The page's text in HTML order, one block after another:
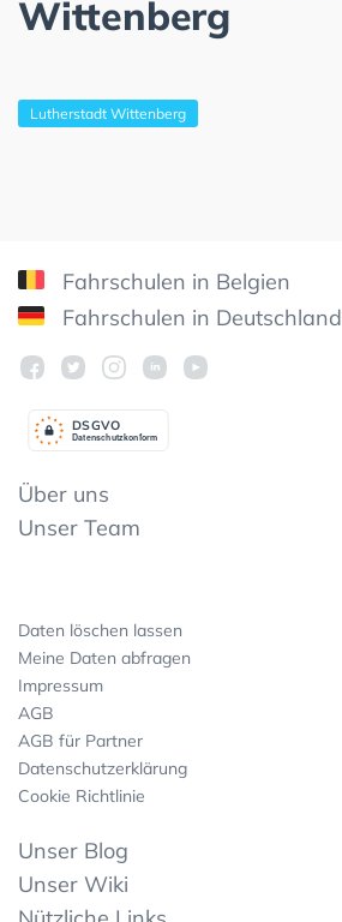
Wittenberg
Lutherstadt Wittenberg
Fahrschulen in Belgien
Fahrschulen in Deutschland
Datenschutzkonform
DSGVO
Über uns
Unser Team
Daten löschen lassen
Meine Daten abfragen
Impressum
AGB
AGB für Partner
Datenschutzerklärung
Cookie Richtlinie
Unser Blog
Unser Wiki